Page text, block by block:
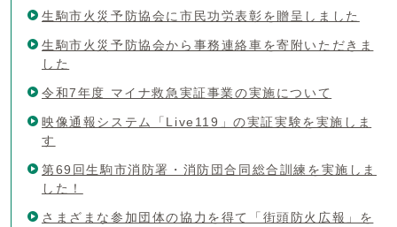
生駒市火災予防協会に市民功労表彰を贈呈しました
生駒市火災予防協会から事務連絡車を寄附いただきま
した
令和7年度 マイナ救急実証事業の実施について
映像通報システム「Live119」の実証実験を実施しま
す
第69回生駒市消防署・消防団合同総合訓練を実施しま
した！
さまざまな参加団体の協力を得て「街頭防火広報」を